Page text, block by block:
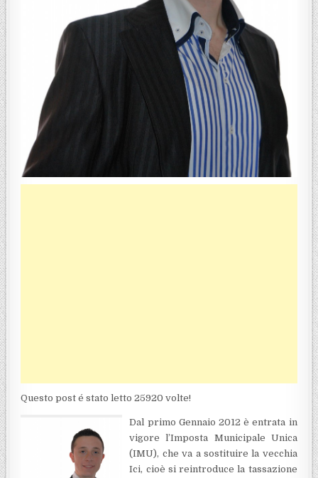
Questo post é stato letto 25920 volte!
Dal primo Gennaio 2012 è entrata in
vigore l’Imposta Municipale Unica
(IMU), che va a sostituire la vecchia
Ici, cioè si reintroduce la tassazione